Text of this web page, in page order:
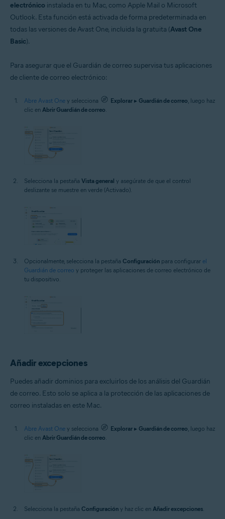
electrónico instalada en tu Mac, como Apple Mail o Microsoft
Outlook. Esta función está activada de forma predeterminada en
todas las versiones de Avast One, incluida la gratuita (Avast One
Basic).
Para asegurar que el Guardián de correo supervisa tus aplicaciones
de cliente de correo electrónico:
Abre Avast One y selecciona Explorar ▸ Guardián de correo , luego haz
clic en Abrir Guardián de correo
Selecciona la pestaña Vista general y asegúrate de que el control
deslizante se muestre en verde (Activado).
Opcionalmente, selecciona la pestaña Configuración para configurar el
Guardián de correo y proteger las aplicaciones de correo electrónico de
tu dispositivo.
Añadir excepciones
Puedes añadir dominios para excluirlos de los análisis del Guardián
de correo. Esto solo se aplica a la protección de las aplicaciones de
correo instaladas en este Mac.
Abre Avast One y selecciona Explorar ▸ Guardián de correo , luego haz
clic en Abrir Guardián de correo
Selecciona la pestaña Configuración y haz clic en Añadir excepciones